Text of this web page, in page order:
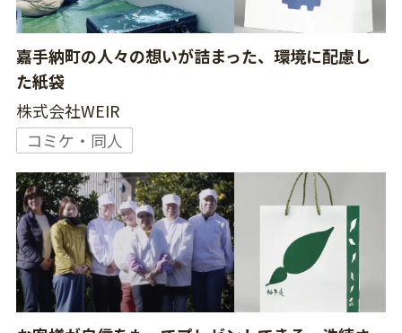
嘉手納町の人々の想いが詰まった、環境に配慮し
た紙袋
株式会社WEIR
コミケ・同人